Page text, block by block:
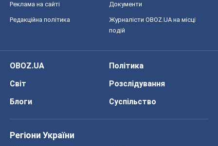
Реклама на сайті Документи
Редакційна політика
Журналісти OBOZ.UA на місці
подій
OBOZ.UA
Політика
Світ
Розслідування
Блоги
Суспільство
Регіони України